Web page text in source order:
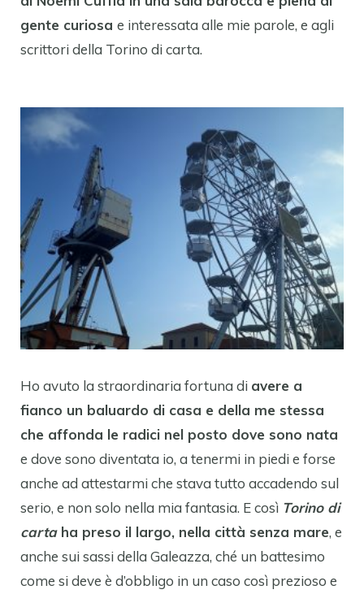
gente curiosa e interessata alle mie parole, e agli
scrittori della Torino di carta.
Ho avuto la straordinaria fortuna di avere a
fianco un baluardo di casa e della me stessa
che affonda le radici nel posto dove sono nata
e dove sono diventata io, a tenermi in piedi e forse
anche ad attestarmi che stava tutto accadendo sul
serio, e non solo nella mia fantasia. E così Torino di
cartaha preso il largo, nella città senza mare, e
anche sui sassi della Galeazza, ché un battesimo
come si deve è d’obbligo in un caso così prezioso e